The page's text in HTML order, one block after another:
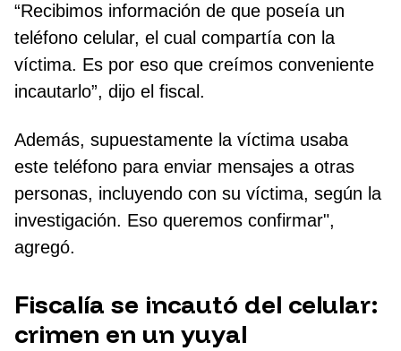
“Recibimos información de que poseía un
teléfono celular, el cual compartía con la
víctima. Es por eso que creímos conveniente
incautarlo”, dijo el fiscal.
Además, supuestamente la víctima usaba
este teléfono para enviar mensajes a otras
personas, incluyendo con su víctima, según la
investigación. Eso queremos confirmar",
agregó.
Fiscalía se incautó del celular:
crimen en un yuyal